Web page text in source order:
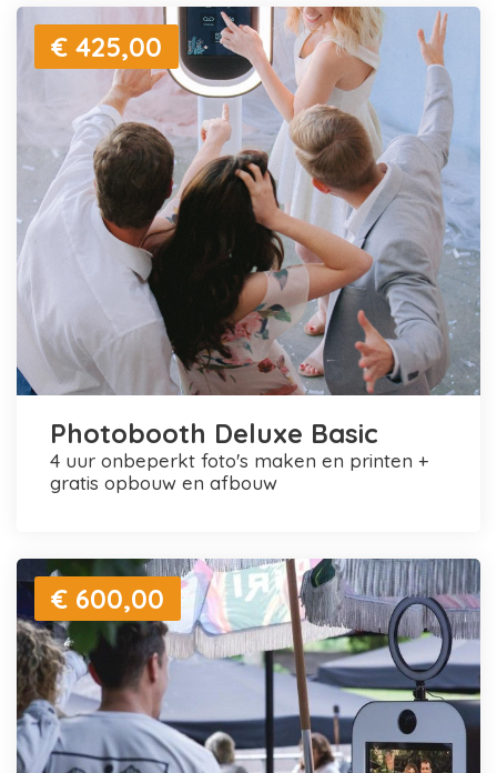
€ 425,00
Photobooth Deluxe Basic
4 uur onbeperkt foto's maken en printen +
gratis opbouw en afbouw
€ 600,00